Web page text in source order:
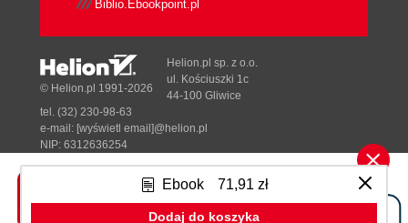
Ebook 71,91 zł
Dodaj do koszyka
Biblio.Ebookpoint.pl
Tonik.pl
© Helion.pl 1991-2026
Helion.pl sp. z o.o.
ul. Kościuszki 1c
44-100 Gliwice
tel. (32) 230-98-63
e-mail: [wyświetl email]@helion.pl
NIP: 6312636254